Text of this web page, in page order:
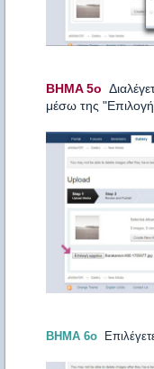
BHMA 5o
μέσω της
BHMA 6o